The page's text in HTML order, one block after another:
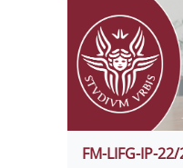
FM-LIFG-IP-